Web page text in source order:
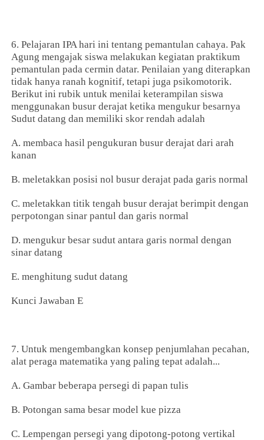
6. Pelajaran IPA hari ini tentang pemantulan cahaya. Pak
Agung mengajak siswa melakukan kegiatan praktikum
pemantulan pada cermin datar. Penilaian yang diterapkan
tidak hanya ranah kognitif, tetapi juga psikomotorik.
Berikut ini rubik untuk menilai keterampilan siswa
menggunakan busur derajat ketika mengukur besarnya
Sudut datang dan memiliki skor rendah adalah
A. membaca hasil pengukuran busur derajat dari arah
kanan
B. meletakkan posisi nol busur derajat pada garis normal
C. meletakkan titik tengah busur derajat berimpit dengan
perpotongan sinar pantul dan garis normal
D. mengukur besar sudut antara garis normal dengan
sinar datang
E. menghitung sudut datang
Kunci Jawaban E
7. Untuk mengembangkan konsep penjumlahan pecahan,
alat peraga matematika yang paling tepat adalah...
A. Gambar beberapa persegi di papan tulis
B. Potongan sama besar model kue pizza
C. Lempengan persegi yang dipotong-potong vertikal